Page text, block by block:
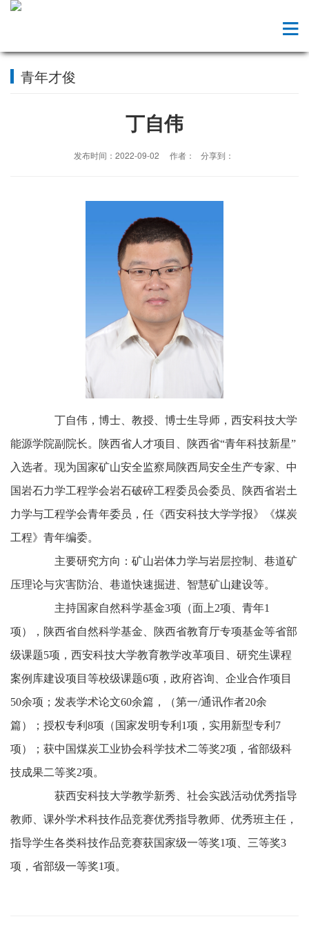
青年才俊
丁自伟
发布时间：2022-09-02 作者： 分享到：
丁自伟，博士、教授、博士生导师，西安科技大学
能源学院副院长。陕西省人才项目、陕西省“青年科技新星”
入选者。现为国家矿山安全监察局陕西局安全生产专家、中
国岩石力学工程学会岩石破碎工程委员会委员、陕西省岩土
力学与工程学会青年委员，任《西安科技大学学报》《煤炭
工程》青年编委。
主要研究方向：矿山岩体力学与岩层控制、巷道矿
压理论与灾害防治、巷道快速掘进、智慧矿山建设等。
主持国家自然科学基金3项（面上2项、青年1
项），陕西省自然科学基金、陕西省教育厅专项基金等省部
级课题5项，西安科技大学教育教学改革项目、研究生课程
案例库建设项目等校级课题6项，政府咨询、企业合作项目
50余项；发表学术论文60余篇，（第一/通讯作者20余
篇）；授权专利8项（国家发明专利1项，实用新型专利7
项）；获中国煤炭工业协会科学技术二等奖2项，省部级科
技成果二等奖2项。
获西安科技大学教学新秀、社会实践活动优秀指导
教师、课外学术科技作品竞赛优秀指导教师、优秀班主任，
指导学生各类科技作品竞赛获国家级一等奖1项、三等奖3
项，省部级一等奖1项。